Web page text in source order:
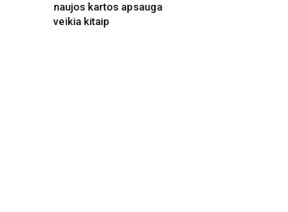
naujos kartos apsauga
veikia kitaip